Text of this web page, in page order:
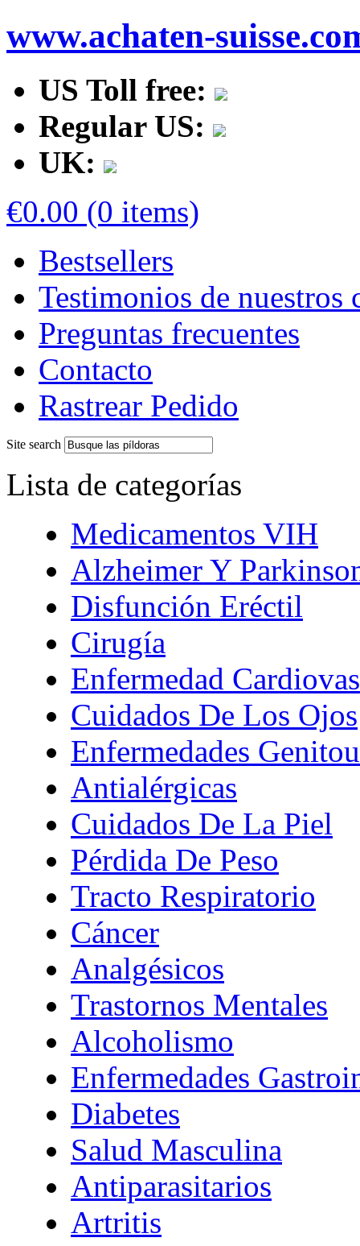
www.achaten-
US Toll free:
Regular US:
UK:
€0.00 (0 items)
Bestsellers
Testimonios de nuestros
Preguntas frecuentes
Contacto
Rastrear Pedido
Site search
Lista de categorías
Medicamentos VIH
Alzheimer Y
Disfunción Eréctil
Cirugía
Enfermedad
Cuidados De Los Ojos
Enfermedades
Antialérgicas
Cuidados De La Piel
Pérdida De Peso
Tracto Respiratorio
Cáncer
Analgésicos
Trastornos Mentales
Alcoholismo
Enfermedades
Diabetes
Salud Masculina
Antiparasitarios
Artritis